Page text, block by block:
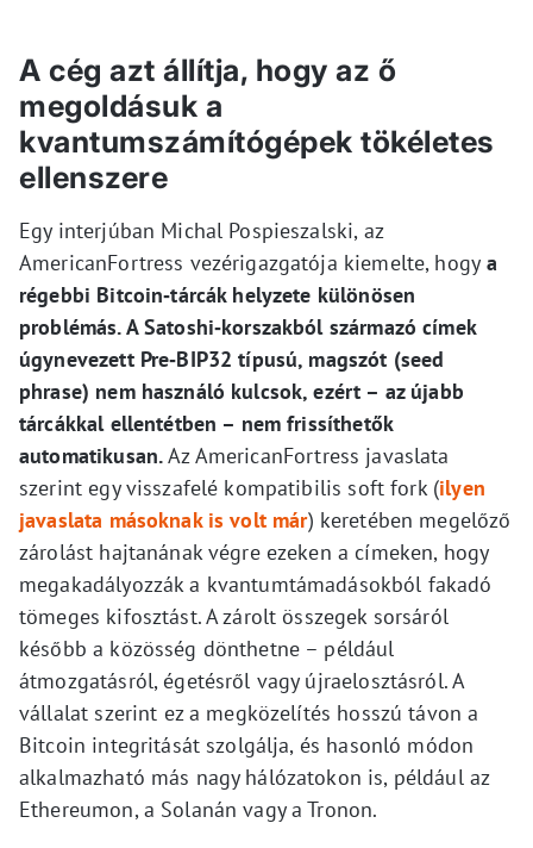
A cég azt állítja, hogy az ő
megoldásuk a
kvantumszámítógépek tökéletes
ellenszere
Egy interjúban Michal Pospieszalski, az
AmericanFortress vezérigazgatója kiemelte, hogy a
régebbi Bitcoin‑tárcák helyzete különösen
problémás. A Satoshi‑korszakból származó címek
úgynevezett Pre‑BIP32 típusú, magszót (seed
phrase) nem használó kulcsok, ezért – az újabb
tárcákkal ellentétben – nem frissíthetők
automatikusan.Az AmericanFortress javaslata
szerint egy visszafelé kompatibilis soft fork (ilyen
javaslata másoknak is volt már) keretében megelőző
zárolást hajtanának végre ezeken a címeken, hogy
megakadályozzák a kvantumtámadásokból fakadó
tömeges kifosztást. A zárolt összegek sorsáról
később a közösség dönthetne – például
átmozgatásról, égetésről vagy újraelosztásról. A
vállalat szerint ez a megközelítés hosszú távon a
Bitcoin integritását szolgálja, és hasonló módon
alkalmazható más nagy hálózatokon is, például az
Ethereumon, a Solanán vagy a Tronon.